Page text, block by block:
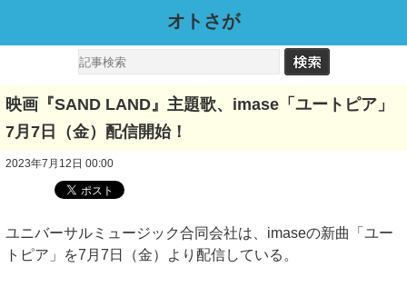
オトさが
映画『SAND LAND』主題歌、imase「ユートピア」
7月7日（金）配信開始！
2023年7月12日 00:00
ユニバーサルミュージック合同会社は、imaseの新曲「ユー
トピア」を7月7日（金）より配信している。